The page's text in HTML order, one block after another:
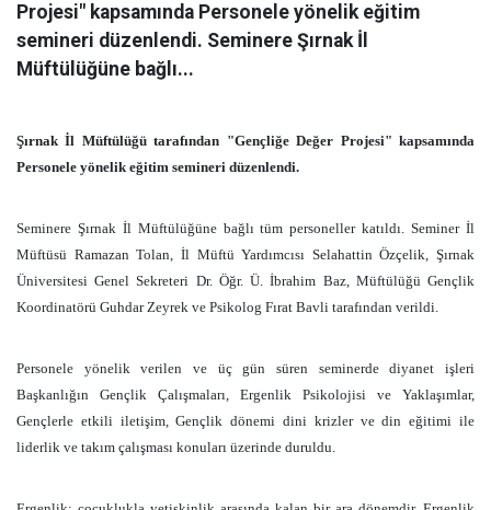
Projesi" kapsamında Personele yönelik eğitim
semineri düzenlendi. Seminere Şırnak İl
Müftülüğüne bağlı...
Şırnak İl Müftülüğü tarafından "Gençliğe Değer Projesi" kapsamında
Personele yönelik eğitim semineri düzenlendi.
Seminere Şırnak İl Müftülüğüne bağlı tüm personeller katıldı. Seminer İl
Müftüsü Ramazan Tolan, İl Müftü Yardımcısı Selahattin Özçelik, Şırnak
Üniversitesi Genel Sekreteri Dr. Öğr. Ü. İbrahim Baz, Müftülüğü Gençlik
Koordinatörü Guhdar Zeyrek ve Psikolog Fırat Bavli tarafından verildi.
Personele yönelik verilen ve üç gün süren seminerde diyanet işleri
Başkanlığın Gençlik Çalışmaları, Ergenlik Psikolojisi ve Yaklaşımlar,
Gençlerle etkili iletişim, Gençlik dönemi dini krizler ve din eğitimi ile
liderlik ve takım çalışması konuları üzerinde duruldu.